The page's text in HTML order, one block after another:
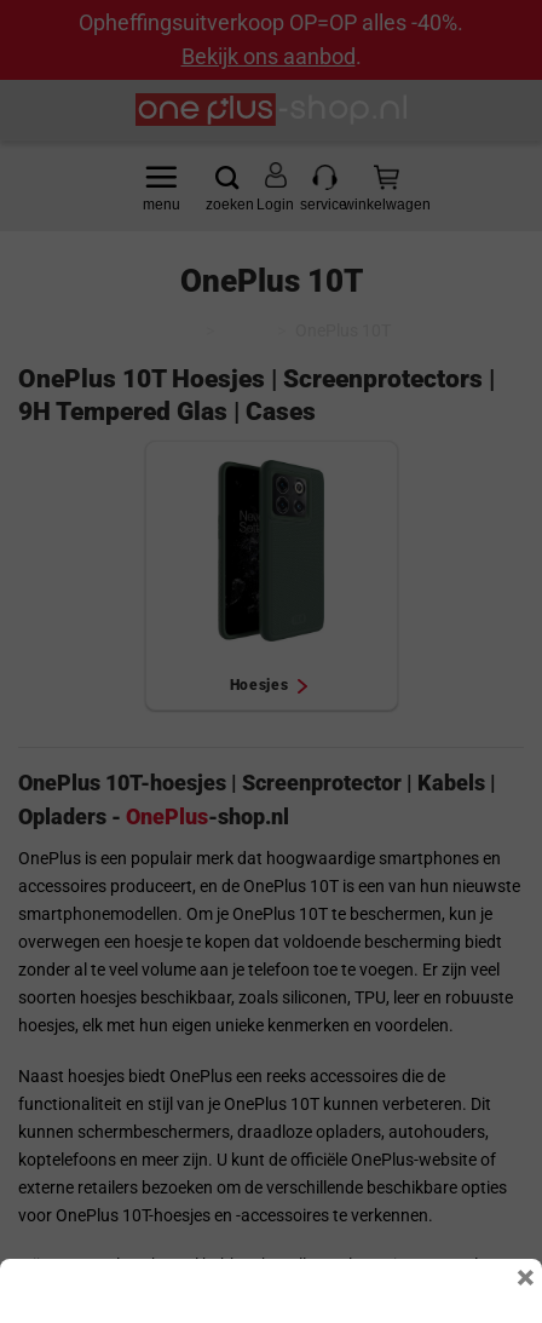
Opheffingsuitverkoop OP=OP alles -40%.
Bekijk ons aanbod.
Login
OnePlus 10T
OnePlus 10T Hoesjes | Screenprotectors |
9H Tempered Glas | Cases
Hoesjes
OnePlus 10T-hoesjes | Screenprotector | Kabels |
Opladers - OnePlus-shop.nl
OnePlus is een populair merk dat hoogwaardige smartphones en
accessoires produceert, en de OnePlus 10T is een van hun nieuwste
smartphonemodellen. Om je OnePlus 10T te beschermen, kun je
overwegen een hoesje te kopen dat voldoende bescherming biedt
zonder al te veel volume aan je telefoon toe te voegen. Er zijn veel
soorten hoesjes beschikbaar, zoals siliconen, TPU, leer en robuuste
hoesjes, elk met hun eigen unieke kenmerken en voordelen.
Naast hoesjes biedt OnePlus een reeks accessoires die de
functionaliteit en stijl van je OnePlus 10T kunnen verbeteren. Dit
kunnen schermbeschermers, draadloze opladers, autohouders,
koptelefoons en meer zijn. U kunt de officiële OnePlus-website of
externe retailers bezoeken om de verschillende beschikbare opties
voor OnePlus 10T-hoesjes en -accessoires te verkennen.
×